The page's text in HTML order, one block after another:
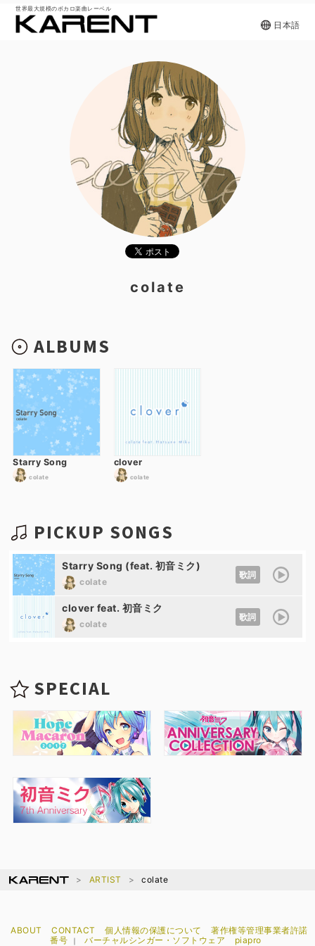
世界最大規模のボカロ楽曲レーベル
日本語
colate
ALBUMS
Starry Song
colate
clover
colate
PICKUP SONGS
Starry Song (feat. 初音ミク)
colate
歌詞
clover feat. 初音ミク
colate
歌詞
SPECIAL
ARTIST colate
ABOUT CONTACT 個人情報の保護について
著作権等管理事業者許諾
番号
｜ バーチャルシンガー・ソフトウェア piapro